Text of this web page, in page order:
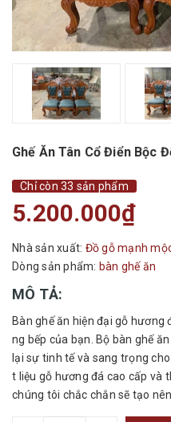
Ghế Ăn Tân Cổ Điển Bộc
Chỉ còn 33 sản phẩm
5.200.000₫
Nhà sản xuất: Đồ gỗ mạnh
Dòng sản phẩm: bàn ghế ăn
MÔ TẢ:
Bàn ghế ăn hiện đại gỗ hương
ng bếp của bạn. Bộ bàn ghế
lại sự tinh tế và sang trọng
t liệu gỗ hương đá cao cấp và
chúng tôi chắc chắn sẽ tạo